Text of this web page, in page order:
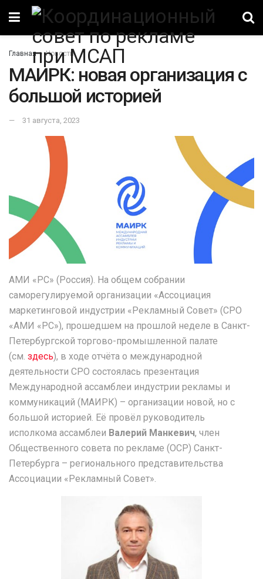
Главная Новости
МАИРК: новая организация с
большой историей
31 августа, 2023
АМИ «РС» (Россия). На общем собрании
саморегулируемой организации «Ассоциация
маркетинговой индустрии «Рекламный Совет» (СРО
«АМИ «РС»), прошедшем на прошлой неделе в Санкт-
Петербургской торгово-промышленной палате
(см. здесь), в ходе отчёта о международной
деятельности СРО состоялась презентация
Международной ассамблеи индустрии рекламы и
коммуникаций (МАИРК) – организации новой, но с
большой историей. Её провёл руководитель
исполкома ассамблеи Валерий Манкевич, член
Общественного совета по рекламе (ОСР) Санкт-
Петербурга – регионального представительства
Ассоциации «Рекламный Совет».